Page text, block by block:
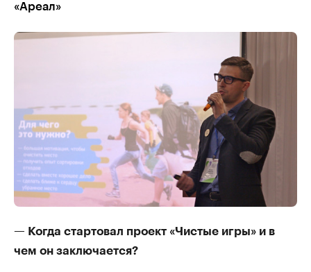
«Ареал»
— Когда стартовал проект «Чистые игры» и в
чем он заключается?